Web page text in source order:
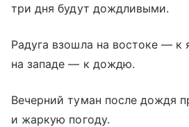
три дня будут дождливыми.
Радуга взошла на востоке — к
на западе — к дождю.
Вечерний туман после дождя
и жаркую погоду.